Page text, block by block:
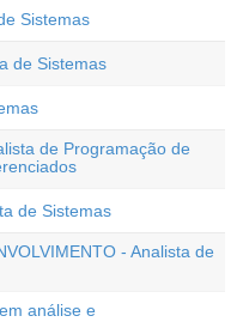
Sistemas
de Sistemas
de Programação de
de Sistemas
- Analista de
análise e